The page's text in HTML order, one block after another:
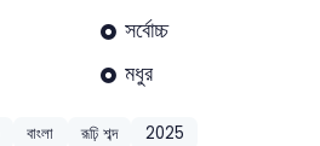
সর্বোচ্চ
মধুর
বাংলা রূঢ়ি শব্দ 2025